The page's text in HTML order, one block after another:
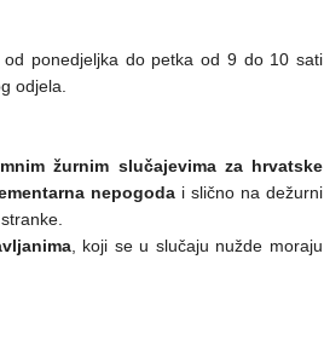
ponedjeljka do petka od 9 do 10 sati
odjela.
žurnim slučajevima za hrvatske
nepogodai slično na dežurni
, koji se u slučaju nužde moraju